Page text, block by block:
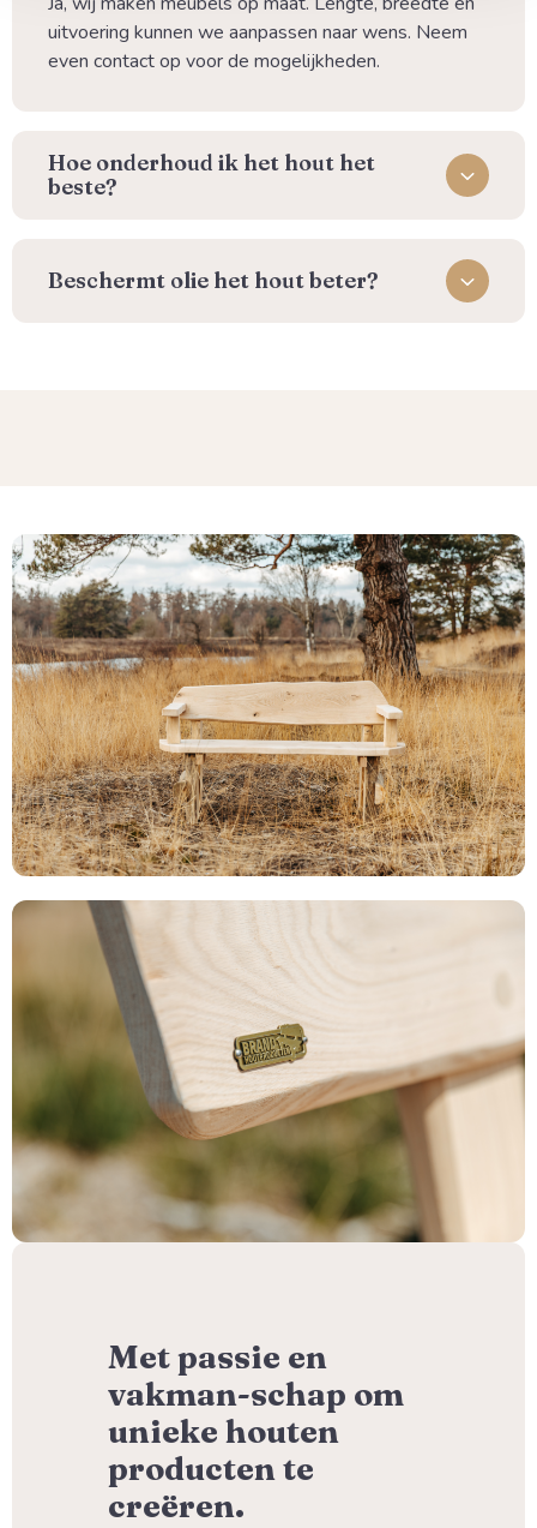
uitvoering kunnen we aanpassen naar wens. Neem
even contact op voor de mogelijkheden.
⁠Hoe onderhoud ik het hout het
beste?
Beschermt olie het hout beter?
Met passie en
vakman-schap om
unieke houten
producten te
creëren.